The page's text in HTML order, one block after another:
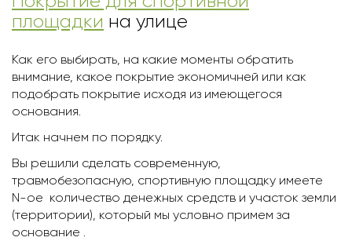
площадки на улице
Как его выбирать, на какие моменты обратить
внимание, какое покрытие экономичней или как
подобрать покрытие исходя из имеющегося
основания.
Итак начнем по порядку.
Вы решили сделать современную,
травмобезопасную, спортивную площадку имеете
N-ое количество денежных средств и участок земли
(территории), который мы условно примем за
основание .